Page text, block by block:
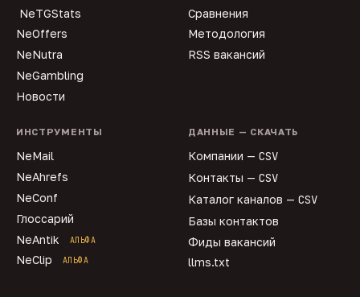
NeTGStats
NeOffers
NeNutra
NeGambling
Новости
Сравнения
Методология
RSS вакансий
ИНСТРУМЕНТЫ
NeMail
NeAhrefs
NeConf
Глоссарий
NeAntik
АЛЬФА
NeClip АЛЬФА
ДАННЫЕ — СКАЧАТЬ
Компании — CSV
Контакты — CSV
Каталог каналов — CSV
Базы контактов
Фиды вакансий
llms.txt